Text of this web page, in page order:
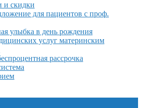
и скидки
для пациентов с проф.
улыбка в день рождения
услуг материнским
рассрочка